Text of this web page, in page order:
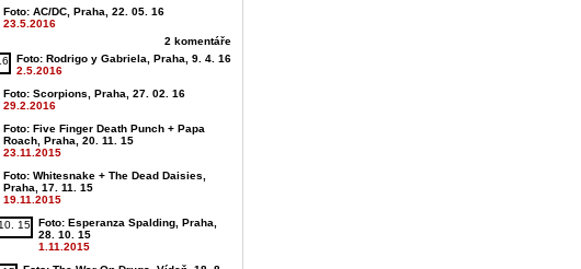
Foto: AC/DC, Praha, 22. 05. 16
23.5.2016
2 komentáře
Foto: Rodrigo y Gabriela, Praha, 9. 4. 16
2.5.2016
Foto: Scorpions, Praha, 27. 02. 16
29.2.2016
Foto: Five Finger Death Punch + Papa
Roach, Praha, 20. 11. 15
23.11.2015
Foto: Whitesnake + The Dead Daisies,
Praha, 17. 11. 15
19.11.2015
Foto: Esperanza Spalding, Praha,
28. 10. 15
1.11.2015